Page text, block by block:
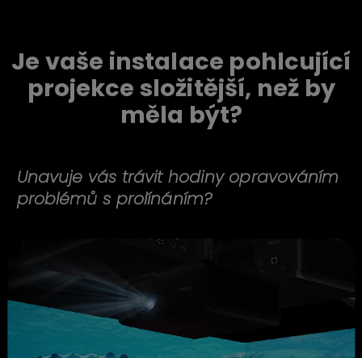
Je vaše instalace pohlcující
projekce složitější, než by
měla být?
Unavuje vás trávit hodiny opravováním
problémů s prolínáním?